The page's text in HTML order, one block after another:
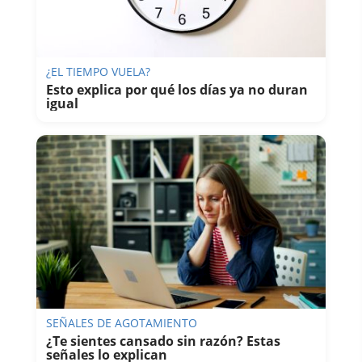
¿EL TIEMPO VUELA?
Esto explica por qué los días ya no duran
igual
SEÑALES DE AGOTAMIENTO
¿Te sientes cansado sin razón? Estas
señales lo explican